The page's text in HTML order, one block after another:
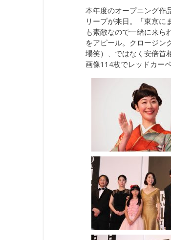
本年度のオープニング作
リープが来日。「東京に
も素敵なので一緒に来ら
をアピール。クロージン
場笑）、ではなく安倍首
画像114枚でレッドカー